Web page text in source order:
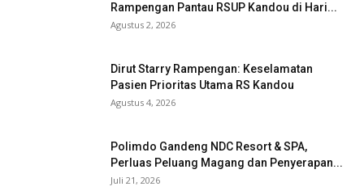
Rampengan Pantau RSUP Kandou di Hari...
Agustus 2, 2026
Dirut Starry Rampengan: Keselamatan
Pasien Prioritas Utama RS Kandou
Agustus 4, 2026
Polimdo Gandeng NDC Resort & SPA,
Perluas Peluang Magang dan Penyerapan...
Juli 21, 2026